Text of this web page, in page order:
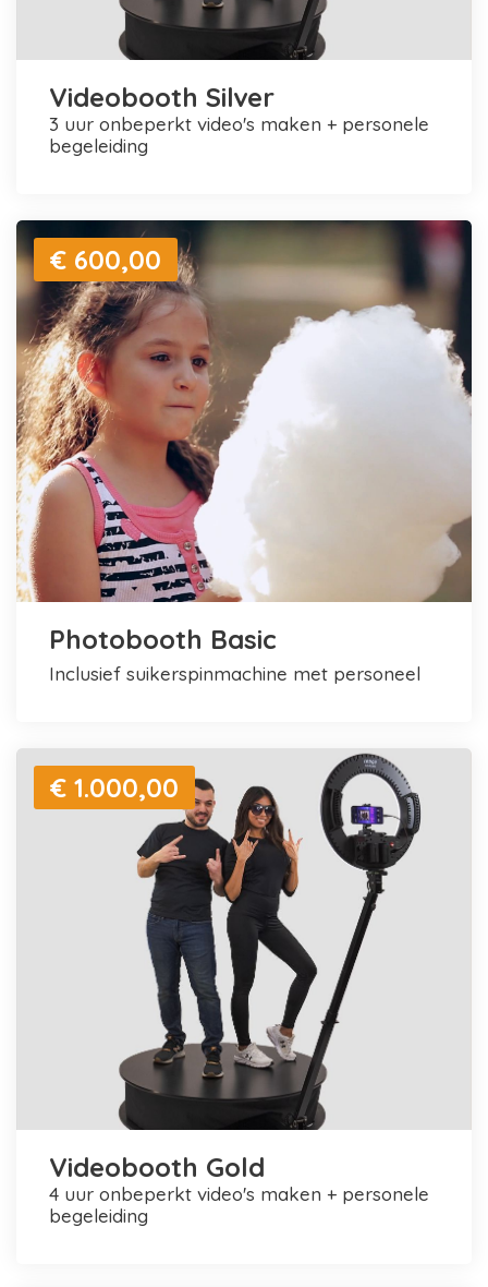
Videobooth Silver
3 uur onbeperkt video's maken + personele
begeleiding
€ 600,00
Photobooth Basic
inclusief suikerspinmachine met personeel
€ 1.000,00
Videobooth Gold
4 uur onbeperkt video's maken + personele
begeleiding